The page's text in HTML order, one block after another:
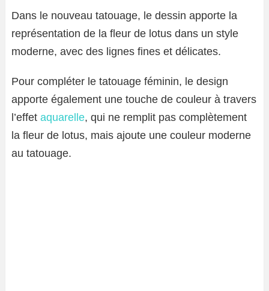
Dans le nouveau tatouage, le dessin apporte la
représentation de la fleur de lotus dans un style
moderne, avec des lignes fines et délicates.
Pour compléter le tatouage féminin, le design
apporte également une touche de couleur à travers
l’effet aquarelle, qui ne remplit pas complètement
la fleur de lotus, mais ajoute une couleur moderne
au tatouage.